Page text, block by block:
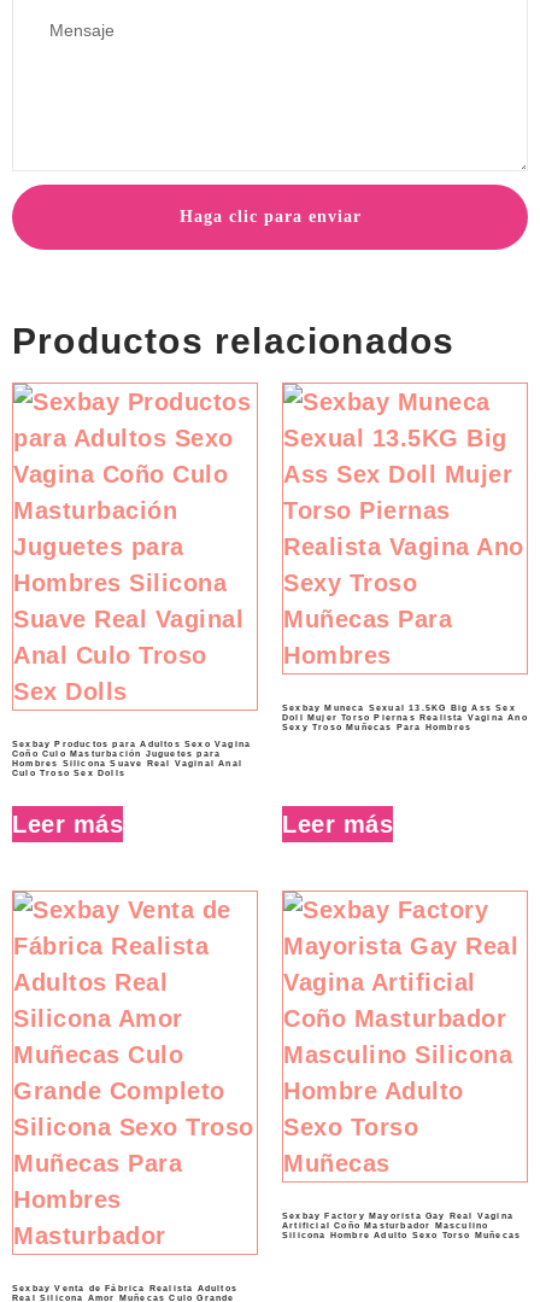
Haga clic para enviar
Productos relacionados
Sexbay Productos para Adultos Sexo Vagina
Coño Culo Masturbación Juguetes para
Hombres Silicona Suave Real Vaginal Anal
Culo Troso Sex Dolls
Leer más
Sexbay Muneca Sexual 13.5KG Big Ass Sex
Doll Mujer Torso Piernas Realista Vagina Ano
Sexy Troso Muñecas Para Hombres
Leer más
Sexbay Venta de Fábrica Realista Adultos
Real Silicona Amor Muñecas Culo Grande
Sexbay Factory Mayorista Gay Real Vagina
Artificial Coño Masturbador Masculino
Silicona Hombre Adulto Sexo Torso Muñecas